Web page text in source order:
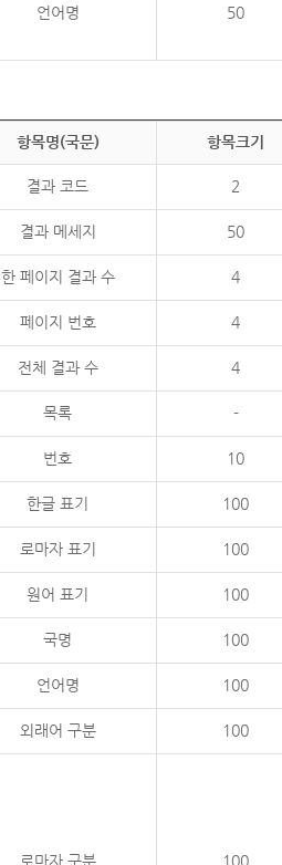
언어명 50
항목명(국문) 항목크기
결과 코드 2
결과 메세지 50
한 페이지 결과 수 4
페이지 번호 4
전체 결과 수 4
목록 -
번호 10
한글 표기 100
로마자 표기 100
원어 표기 100
국명 100
언어명 100
외래어 구분 100
로마자 구분 100